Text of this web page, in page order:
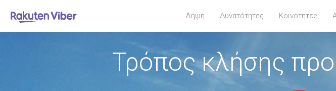
Λήψη Δυνατότητες Κοινότητες
Τρόπος κλήσης